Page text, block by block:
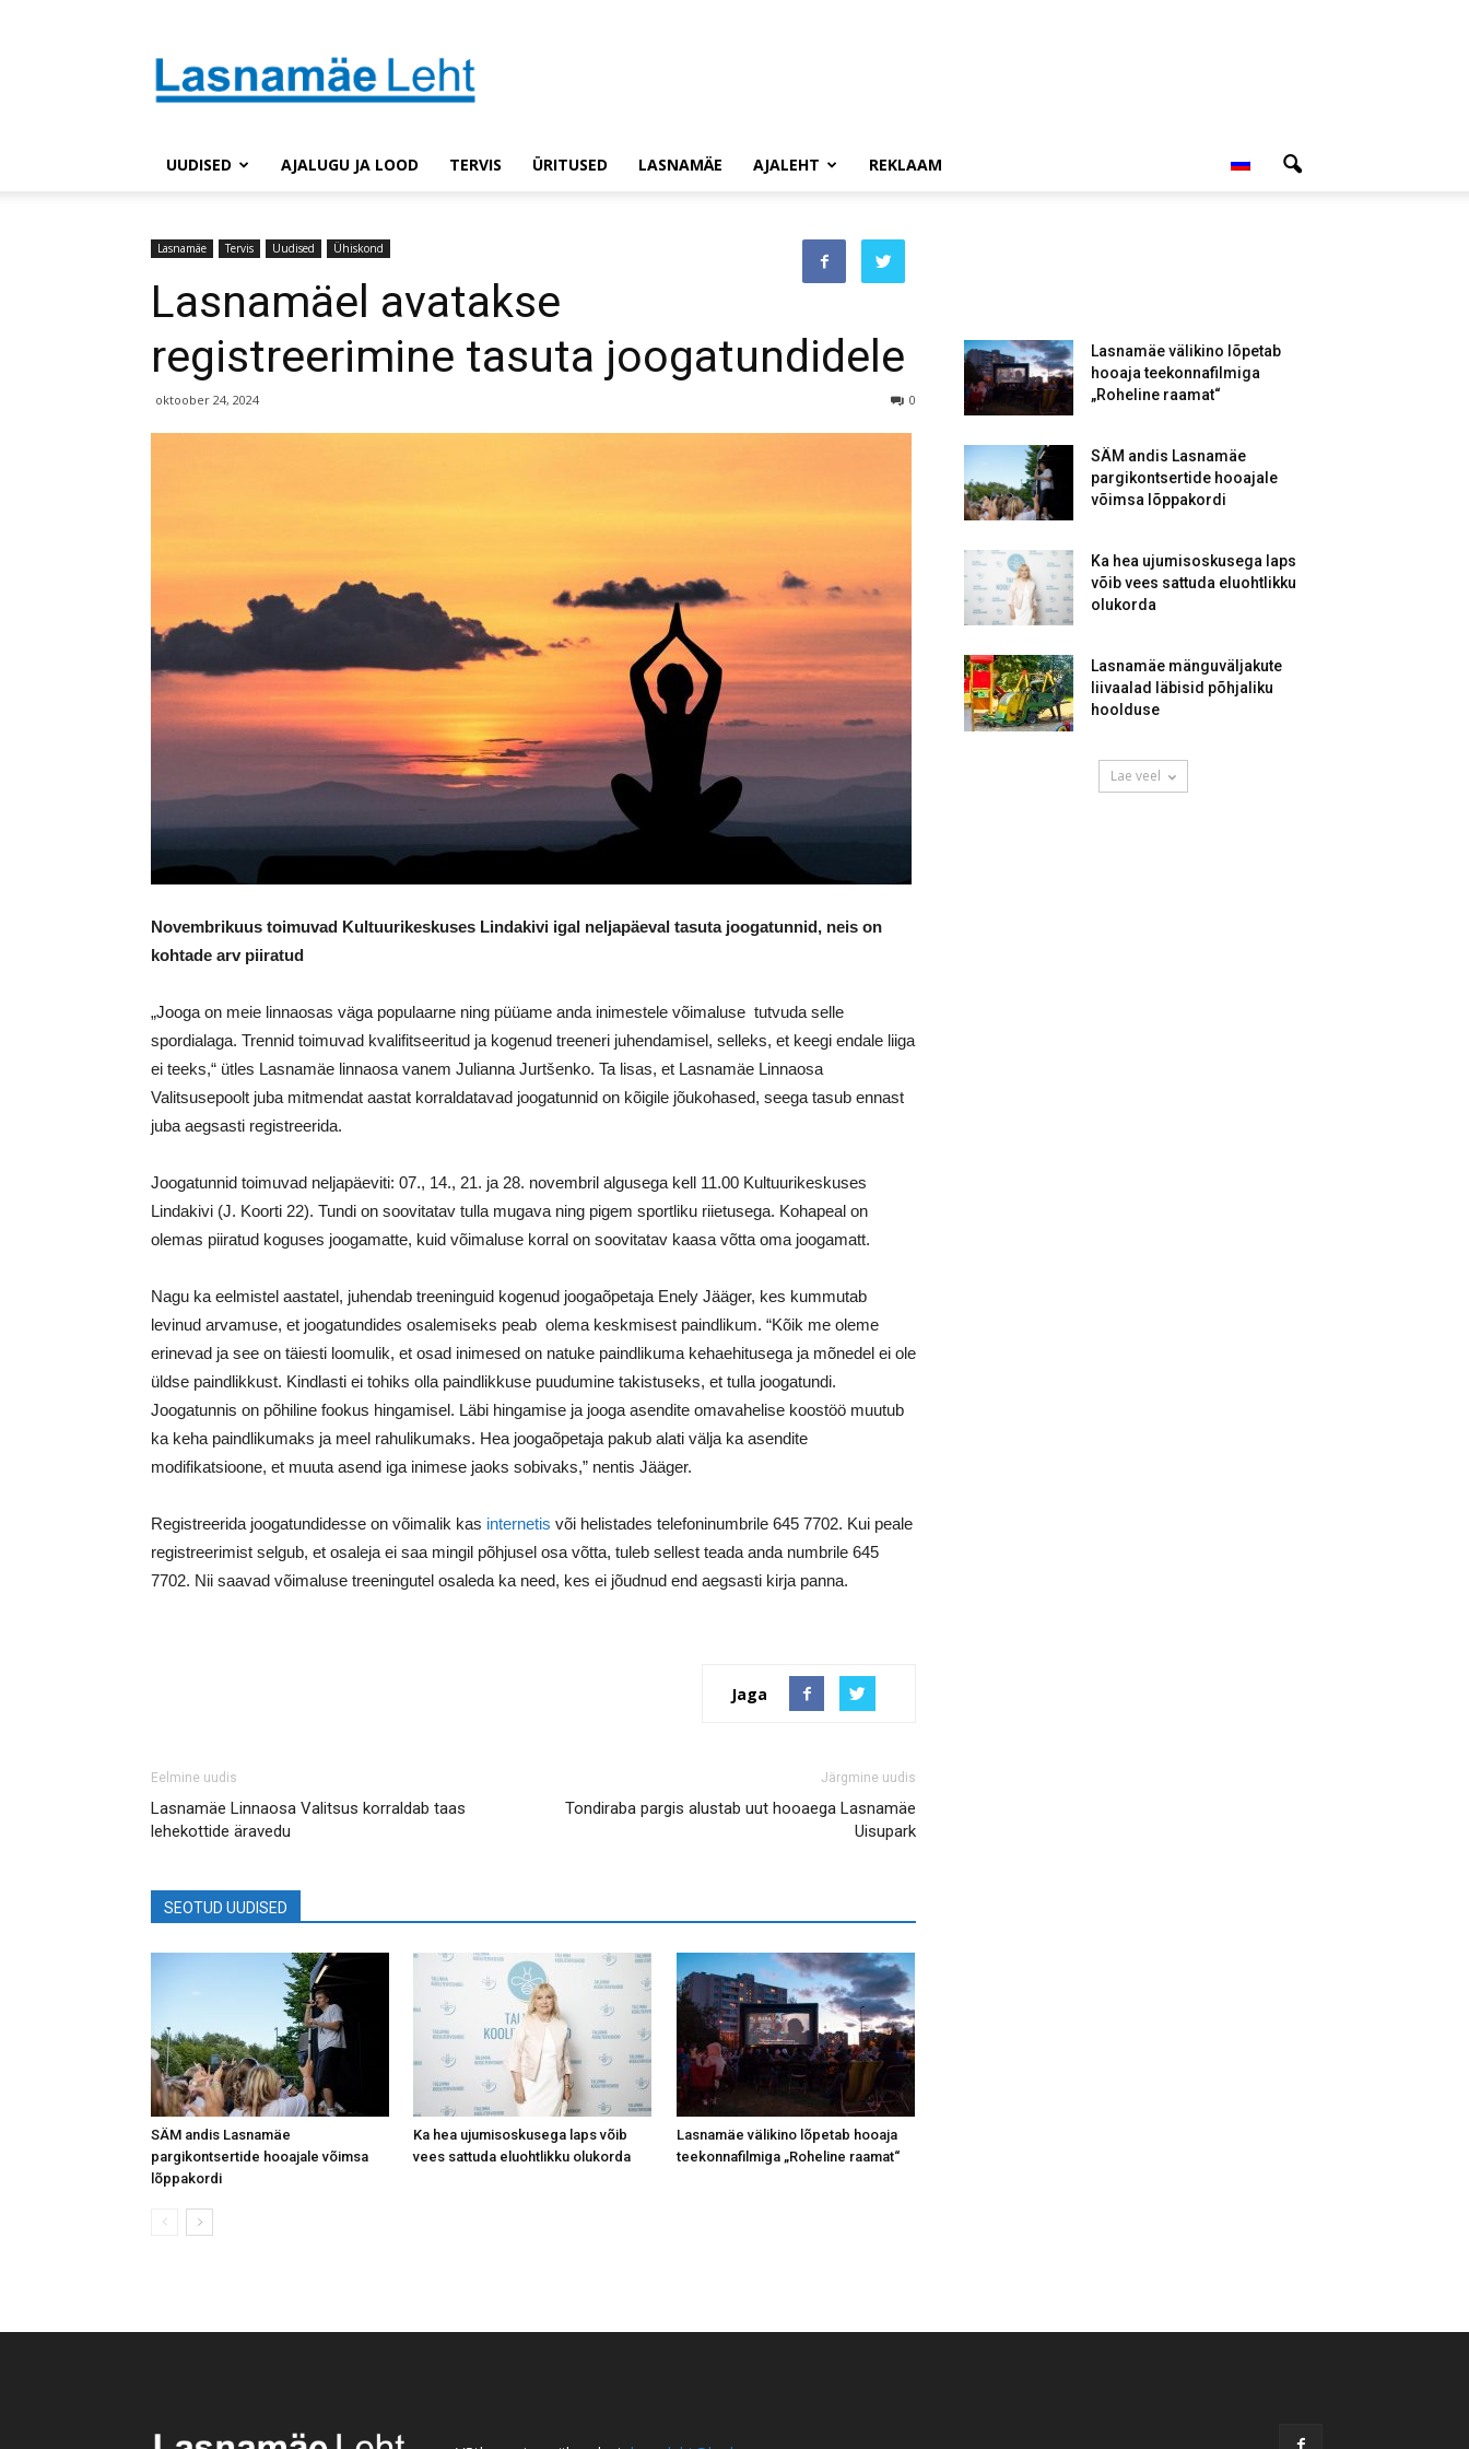
UUDISED AJALUGU JA LOOD TERVIS ÜRITUSED LASNAMÄE AJALEHT REKLAAM
Lasnamäe Tervis Uudised Ühiskond
Lasnamäel avatakse
registreerimine tasuta joogatundidele
oktoober 24, 2024 0
Novembrikuus toimuvad Kultuurikeskuses Lindakivi igal neljapäeval tasuta joogatunnid, neis on
kohtade arv piiratud
„Jooga on meie linnaosas väga populaarne ning püüame anda inimestele võimaluse tutvuda selle
spordialaga. Trennid toimuvad kvalifitseeritud ja kogenud treeneri juhendamisel, selleks, et keegi endale liiga
ei teeks,“ ütles Lasnamäe linnaosa vanem Julianna Jurtšenko. Ta lisas, et Lasnamäe Linnaosa
Valitsusepoolt juba mitmendat aastat korraldatavad joogatunnid on kõigile jõukohased, seega tasub ennast
juba aegsasti registreerida.
Joogatunnid toimuvad neljapäeviti: 07., 14., 21. ja 28. novembril algusega kell 11.00 Kultuurikeskuses
Lindakivi (J. Koorti 22). Tundi on soovitatav tulla mugava ning pigem sportliku riietusega. Kohapeal on
olemas piiratud koguses joogamatte, kuid võimaluse korral on soovitatav kaasa võtta oma joogamatt.
Nagu ka eelmistel aastatel, juhendab treeninguid kogenud joogaõpetaja Enely Jääger, kes kummutab
levinud arvamuse, et joogatundides osalemiseks peab olema keskmisest paindlikum. “Kõik me oleme
erinevad ja see on täiesti loomulik, et osad inimesed on natuke paindlikuma kehaehitusega ja mõnedel ei ole
üldse paindlikkust. Kindlasti ei tohiks olla paindlikkuse puudumine takistuseks, et tulla joogatundi.
Joogatunnis on põhiline fookus hingamisel. Läbi hingamise ja jooga asendite omavahelise koostöö muutub
ka keha paindlikumaks ja meel rahulikumaks. Hea joogaõpetaja pakub alati välja ka asendite
modifikatsioone, et muuta asend iga inimese jaoks sobivaks,” nentis Jääger.
Registreerida joogatundidesse on võimalik kas internetis või helistades telefoninumbrile 645 7702. Kui peale
registreerimist selgub, et osaleja ei saa mingil põhjusel osa võtta, tuleb sellest teada anda numbrile 645
7702. Nii saavad võimaluse treeningutel osaleda ka need, kes ei jõudnud end aegsasti kirja panna.
Jaga
Eelmine uudis
Lasnamäe Linnaosa Valitsus korraldab taas
lehekottide äravedu
Järgmine uudis
Tondiraba pargis alustab uut hooaega Lasnamäe
Uisupark
SEOTUD UUDISED
SÄM andis Lasnamäe
pargikontsertide hooajale võimsa
lõppakordi
Ka hea ujumisoskusega laps võib
vees sattuda eluohtlikku olukorda
Lasnamäe välikino lõpetab hooaja
teekonnafilmiga „Roheline raamat“
Lasnamäe välikino lõpetab
hooaja teekonnafilmiga
„Roheline raamat“
SÄM andis Lasnamäe
pargikontsertide hooajale
võimsa lõppakordi
Ka hea ujumisoskusega laps
võib vees sattuda eluohtlikku
olukorda
Lasnamäe mänguväljakute
liivaalad läbisid põhjaliku
hoolduse
Lae veel